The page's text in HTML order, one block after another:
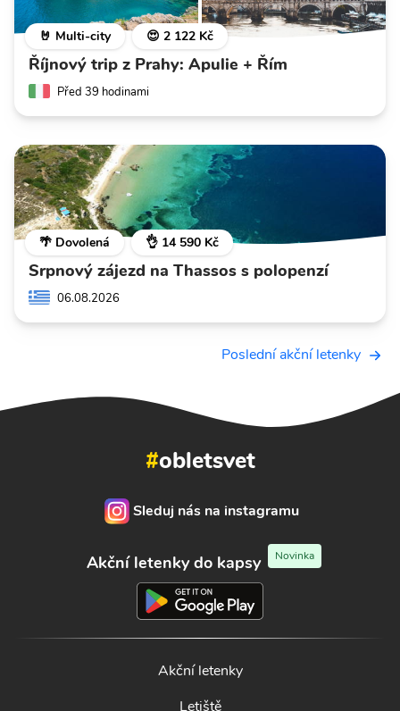
🤘 Multi-city 😍 2 122 Kč
Říjnový trip z Prahy: Apulie + Řím
Před 39 hodinami
🌴 Dovolená 👌 14 590 Kč
Srpnový zájezd na Thassos s polopenzí
06.08.2026
Poslední akční letenky
#obletsvet
Sleduj nás na instagramu
Akční letenky do kapsy Novinka
Akční letenky
Letiště